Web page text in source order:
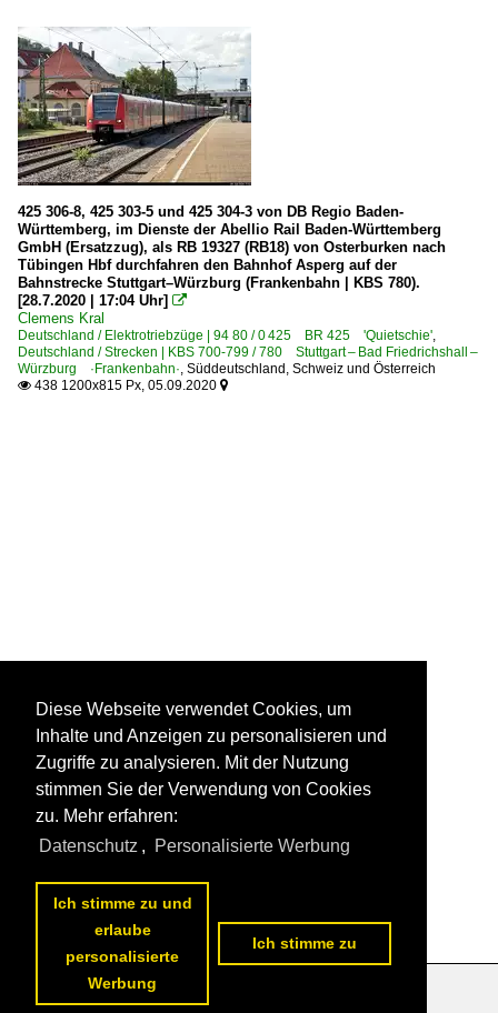
425 306-8, 425 303-5 und 425 304-3 von DB Regio Baden-
Württemberg, im Dienste der Abellio Rail Baden-Württemberg
GmbH (Ersatzzug), als RB 19327 (RB18) von Osterburken nach
Tübingen Hbf durchfahren den Bahnhof Asperg auf der
Bahnstrecke Stuttgart–Würzburg (Frankenbahn | KBS 780).
[28.7.2020 | 17:04 Uhr] 
Clemens Kral
Deutschland / Elektrotriebzüge | 94 80 / 0 425 BR 425 'Quietschie'
Deutschland / Strecken | KBS 700-799 / 780 Stuttgart – Bad Friedrichshall –
Würzburg ·Frankenbahn· Süddeutschland, Schweiz und Österreich
 438 1200x815 Px, 05.09.2020 
Datenschutzerklärung
Diese Webseite verwendet Cookies, um
Inhalte und Anzeigen zu personalisieren und
Zugriffe zu analysieren. Mit der Nutzung
stimmen Sie der Verwendung von Cookies
zu. Mehr erfahren:
Datenschutz , Personalisierte Werbung
Ich stimme zu und
erlaube
personalisierte
Werbung
Ich stimme zu